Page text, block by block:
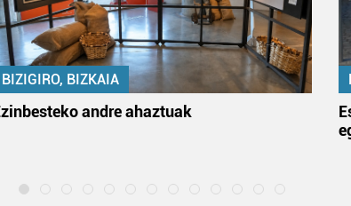
BIZIGIRO, BIZKAIA
andre ahaztuak